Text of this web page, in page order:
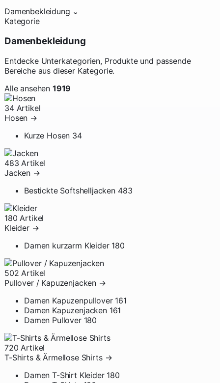
Damenbekleidung ⌄
Kategorie
Damenbekleidung
Entdecke Unterkategorien, Produkte und passende
Bereiche aus dieser Kategorie.
Alle ansehen 1919
34 Artikel
Hosen →
Kurze Hosen 34
483 Artikel
Jacken →
Bestickte Softshelljacken 483
180 Artikel
Kleider →
Damen kurzarm Kleider 180
502 Artikel
Pullover / Kapuzenjacken →
Damen Kapuzenpullover 161
Damen Kapuzenjacken 161
Damen Pullover 180
720 Artikel
T-Shirts & Ärmellose Shirts →
Damen T-Shirt Kleider 180